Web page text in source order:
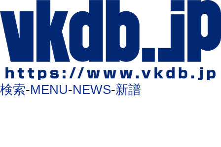
検索-MENU-NEWS-新譜